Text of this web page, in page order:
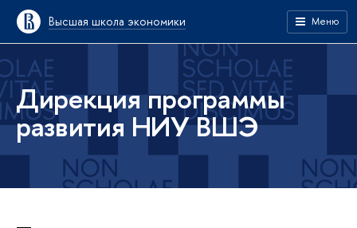
Высшая школа экономики Меню
Дирекция программы
развития НИУ ВШЭ